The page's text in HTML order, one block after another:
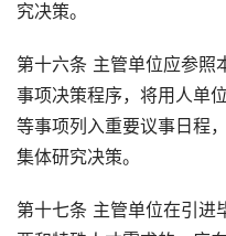
究决策。
第十六条 主管单位应参照
事项决策程序，将用人单
等事项列入重要议事日程
集体研究决策。
第十七条 主管单位在引进